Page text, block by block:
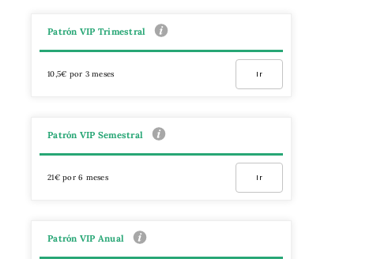
Patrón VIP Trimestral
10,5€ por 3 meses Ir
Patrón VIP Semestral
21€ por 6 meses Ir
Patrón VIP Anual